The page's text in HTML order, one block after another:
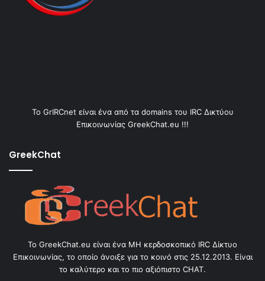
Το GrIRCnet είναι ένα από τα domains του IRC Δικτύου
Επικοινωνίας GreekChat.eu !!!
GreekChat
Το GreekChat.eu είναι ένα ΜΗ κερδοσκοπικό IRC Δίκτυο
Επικοινωνίας, το οποίο άνοιξε για το κοινό στις 25.12.2013. Είναι
το καλύτερο και το πιο αξιόπιστο CHAT.